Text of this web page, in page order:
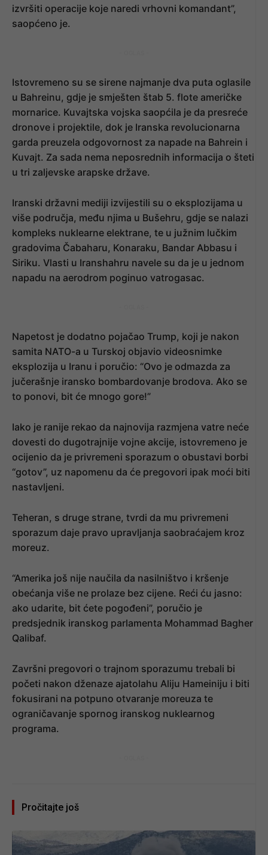
izvršiti operacije koje naredi vrhovni komandant”,
saopćeno je.
Istovremeno su se sirene najmanje dva puta oglasile
u Bahreinu, gdje je smješten štab 5. flote američke
mornarice. Kuvajtska vojska saopćila je da presreće
dronove i projektile, dok je Iranska revolucionarna
garda preuzela odgovornost za napade na Bahrein i
Kuvajt. Za sada nema neposrednih informacija o šteti
u tri zaljevske arapske države.
Iranski državni mediji izvijestili su o eksplozijama u
više područja, među njima u Bušehru, gdje se nalazi
kompleks nuklearne elektrane, te u južnim lučkim
gradovima Čabaharu, Konaraku, Bandar Abbasu i
Siriku. Vlasti u Iranshahru navele su da je u jednom
napadu na aerodrom poginuo vatrogasac.
Napetost je dodatno pojačao Trump, koji je nakon
samita NATO-a u Turskoj objavio videosnimke
eksplozija u Iranu i poručio: “Ovo je odmazda za
jučerašnje iransko bombardovanje brodova. Ako se
to ponovi, bit će mnogo gore!”
Iako je ranije rekao da najnovija razmjena vatre neće
dovesti do dugotrajnije vojne akcije, istovremeno je
ocijenio da je privremeni sporazum o obustavi borbi
“gotov”, uz napomenu da će pregovori ipak moći biti
nastavljeni.
Teheran, s druge strane, tvrdi da mu privremeni
sporazum daje pravo upravljanja saobraćajem kroz
moreuz.
“Amerika još nije naučila da nasilništvo i kršenje
obećanja više ne prolaze bez cijene. Reći ću jasno:
ako udarite, bit ćete pogođeni”, poručio je
predsjednik iranskog parlamenta Mohammad Bagher
Qalibaf.
Završni pregovori o trajnom sporazumu trebali bi
početi nakon dženaze ajatolahu Aliju Hameiniju i biti
fokusirani na potpuno otvaranje moreuza te
ograničavanje spornog iranskog nuklearnog
programa.
Pročitajte još